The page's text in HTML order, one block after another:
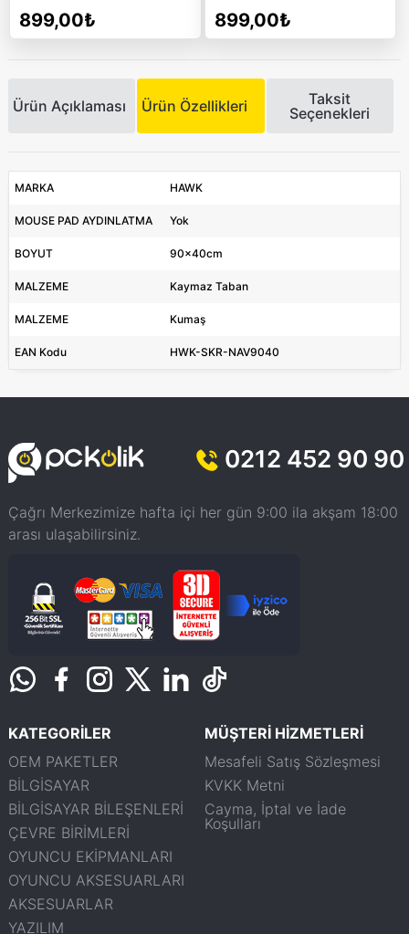
899,00₺ 899,00₺
Ürün Açıklaması Ürün Özellikleri
Taksit
Seçenekleri
MARKA HAWK
MOUSE PAD AYDINLATMA Yok
BOYUT 90x40cm
MALZEME Kaymaz Taban
MALZEME Kumaş
EAN Kodu HWK-SKR-NAV9040
0212 452 90 90
Çağrı Merkezimize hafta içi her gün 9:00 ila akşam 18:00
arası ulaşabilirsiniz.
KATEGORİLER
OEM PAKETLER
BİLGİSAYAR
BİLGİSAYAR BİLEŞENLERİ
ÇEVRE BİRİMLERİ
OYUNCU EKİPMANLARI
OYUNCU AKSESUARLARI
AKSESUARLAR
YAZILIM
MÜŞTERİ HİZMETLERİ
Mesafeli Satış Sözleşmesi
KVKK Metni
Cayma, İptal ve İade
Koşulları